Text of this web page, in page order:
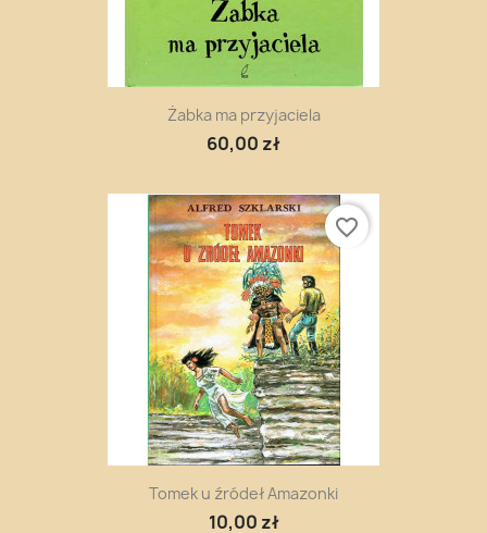
Żabka ma przyjaciela
60,00 zł
Tomek u źródeł Amazonki
10,00 zł
favorite_border